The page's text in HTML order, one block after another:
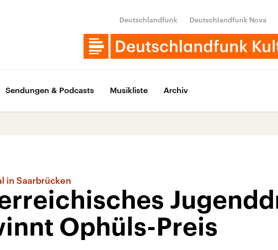
Deutschlandfunk Deutschlandfunk Nova
Sendungen & Podcasts Musikliste Archiv
in Saarbrücken
Ophüls-Preis